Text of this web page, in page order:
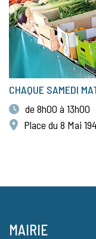
CHAQUE SAMEDI
de 8h00 à 13h00
Place du 8 Mai
MAIRIE